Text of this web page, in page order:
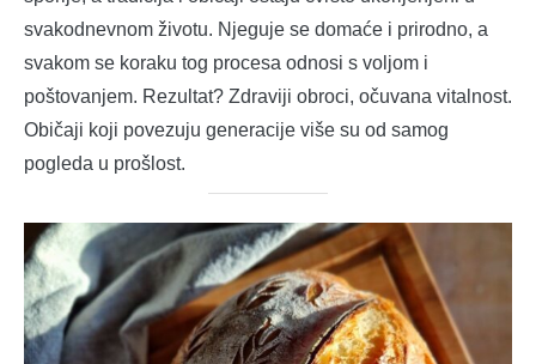
svakodnevnom životu. Njeguje se domaće i prirodno, a
svakom se koraku tog procesa odnosi s voljom i
poštovanjem. Rezultat? Zdraviji obroci, očuvana vitalnost.
Običaji koji povezuju generacije više su od samog
pogleda u prošlost.